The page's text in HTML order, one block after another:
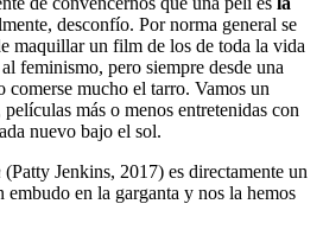
desconfío. Por norma general se
maquillar un film de los de toda la vida
feminismo, pero siempre desde una
comerse mucho el tarro. Vamos un
más o menos entretenidas con
nuevo bajo el sol.
(Patty Jenkins, 2017) es directamente un
en la garganta y nos la hemos